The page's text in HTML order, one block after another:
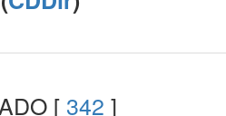
[ 342 ]